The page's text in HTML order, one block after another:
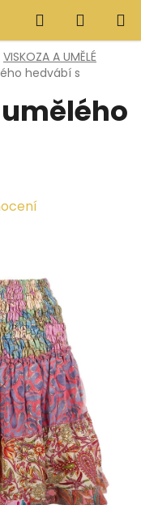
Hledat
KOŠÍK
VISKOZA A UMĚLÉ
hedvábí s